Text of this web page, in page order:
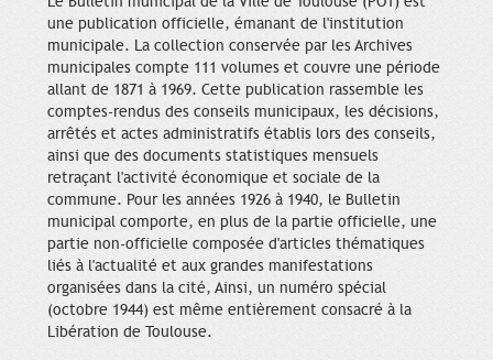
une publication officielle, émanant de l'institution
municipale. La collection conservée par les Archives
municipales compte 111 volumes et couvre une période
allant de 1871 à 1969. Cette publication rassemble les
comptes-rendus des conseils municipaux, les décisions,
arrêtés et actes administratifs établis lors des conseils,
ainsi que des documents statistiques mensuels
retraçant l'activité économique et sociale de la
commune. Pour les années 1926 à 1940, le Bulletin
municipal comporte, en plus de la partie officielle, une
partie non-officielle composée d'articles thématiques
liés à l'actualité et aux grandes manifestations
organisées dans la cité, Ainsi, un numéro spécial
(octobre 1944) est même entièrement consacré à la
Libération de Toulouse.